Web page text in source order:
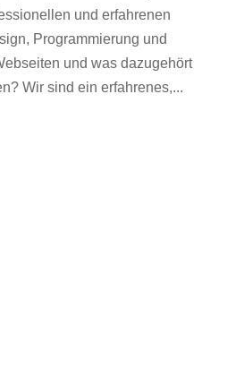
und erfahrenen
Programmierung und
und was dazugehört
Wir sind ein erfahrenes,...